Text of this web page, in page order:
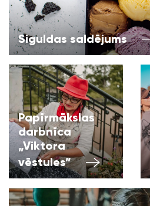
Siguldas saldējums
Papīrmākslas
darbnīca
„Viktora
vēstules”